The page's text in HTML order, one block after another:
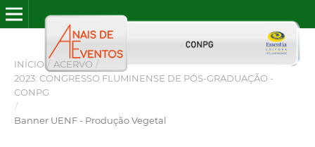
INÍCIO / ACERVO /
2023: CONGRESSO FLUMINENSE DE PÓS-GRADUAÇÃO -
CONPG
/
Banner UENF - Produção Vegetal